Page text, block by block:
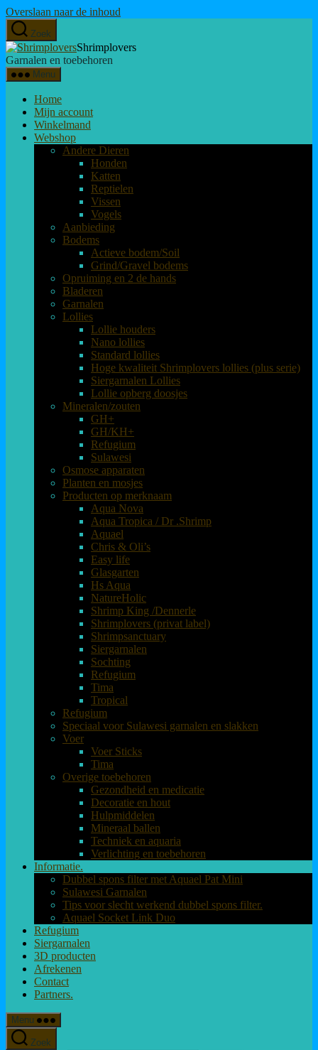
Overslaan naar de inhoud
Zoek
Shrimplovers
Garnalen en toebehoren
Menu
Home
Mijn account
Winkelmand
Webshop
Andere Dieren
Honden
Katten
Reptielen
Vissen
Vogels
Aanbieding
Bodems
Actieve bodem/Soil
Grind/Gravel bodems
Opruiming en 2 de hands
Bladeren
Garnalen
Lollies
Lollie houders
Nano lollies
Standard lollies
Hoge kwaliteit Shrimplovers lollies (plus serie)
Siergarnalen Lollies
Lollie opberg doosjes
Mineralen/zouten
GH+
GH/KH+
Refugium
Sulawesi
Osmose apparaten
Planten en mosjes
Producten op merknaam
Aqua Nova
Aqua Tropica / Dr .Shrimp
Aquael
Chris & Oli’s
Easy life
Glasgarten
Hs Aqua
NatureHolic
Shrimp King /Dennerle
Shrimplovers (privat label)
Shrimpsanctuary
Siergarnalen
Sochting
Refugium
Tima
Tropical
Refugium
Speciaal voor Sulawesi garnalen en slakken
Voer
Voer Sticks
Tima
Overige toebehoren
Gezondheid en medicatie
Decoratie en hout
Hulpmiddelen
Mineraal ballen
Techniek en aquaria
Verlichting en toebehoren
Informatie.
Dubbel spons filter met Aquael Pat Mini
Sulawesi Garnalen
Tips voor slecht werkend dubbel spons filter.
Aquael Socket Link Duo
Refugium
Siergarnalen
3D producten
Afrekenen
Contact
Partners.
Menu
Zoek